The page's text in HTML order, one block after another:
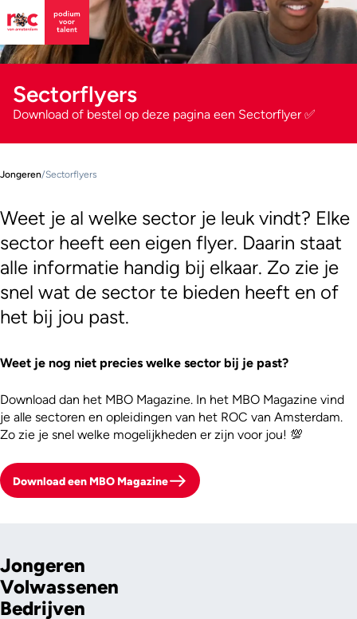
Sectorflyers
Download of bestel op deze pagina een Sectorflyer ✅
Jongeren/Sectorflyers
Weet je al welke sector je leuk vindt? Elke
sector heeft een eigen flyer. Daarin staat
alle informatie handig bij elkaar. Zo zie je
snel wat de sector te bieden heeft en of
het bij jou past.
Weet je nog niet precies welke sector bij je past?
Download dan het MBO Magazine. In het MBO Magazine vind
je alle sectoren en opleidingen van het ROC van Amsterdam.
Zo zie je snel welke mogelijkheden er zijn voor jou! 💯
Download een MBO Magazine
Jongeren
Volwassenen
Bedrijven